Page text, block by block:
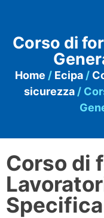
Corso di
Home / Ecipa/
sicurezza/
Corso di
Specifica